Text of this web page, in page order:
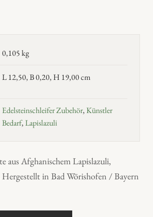
0,105 kg
L 12,50, B 0,20, H 19,00 cm
Edelsteinschleifer Zubehör,Künstler
Bedarf,Lapislazuli
aus Afghanischem Lapislazuli,
in Bad Wörishofen / Bayern